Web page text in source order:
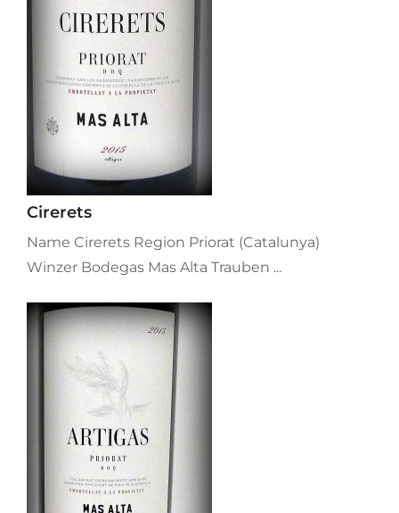
Cirerets
Name Cirerets Region Priorat (Catalunya)
Winzer Bodegas Mas Alta Trauben ...